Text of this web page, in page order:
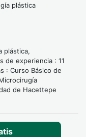
plástica
plástica,
de experiencia : 11
: Curso Básico de
de Hacettepe